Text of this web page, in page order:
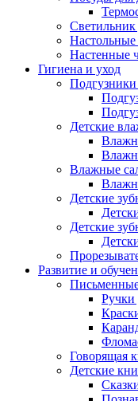
Светильник
Настольные
Настенные
Гигиена и уход
Подгузники
Детские
Влажные
Детские
Детские
Развитие и
Ручки
Говорящая
Детские